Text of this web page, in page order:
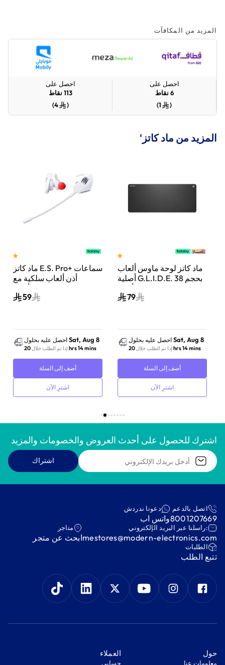
المزيد من المكافآت
احصل على
6 نقاط
(
1
)
احصل على
113 نقاط
(
4
)
المزيد من ماد كاتز'
ماد كاتز E.S. Pro+ سماعات
أذن ألعاب سلكية مع
ميكروفون مزدوج – أبيض
59
احصل عليه بحلول Sat, Aug 8
إذا تم الطلب خلال 20 hrs 14 mins
أضف إلى السلة
اشترِ الآن
ماد كاتز لوحة ماوس ألعاب
أصلية G.L.I.D.E. بحجم 38
إنش كبيرة جدًا أسود
79
احصل عليه بحلول Sat, Aug 8
إذا تم الطلب خلال 20 hrs 14 mins
أضف إلى السلة
اشترِ الآن
اشترك للحصول على أحدث العروض والخصومات والمزيد
اشتراك
اتصل بالدعم
8001207669
دعونا ندردش
واتس اب
:راسلنا عبر البريد الإلكتروني
mestores@modern-electronics.com
متاجر
ابحث عن متجر
‫الطلبات‬
‫تتبع الطلب‬
‫حول‬
معلومات عنا
‫العملاء‬
‫حسابي‬